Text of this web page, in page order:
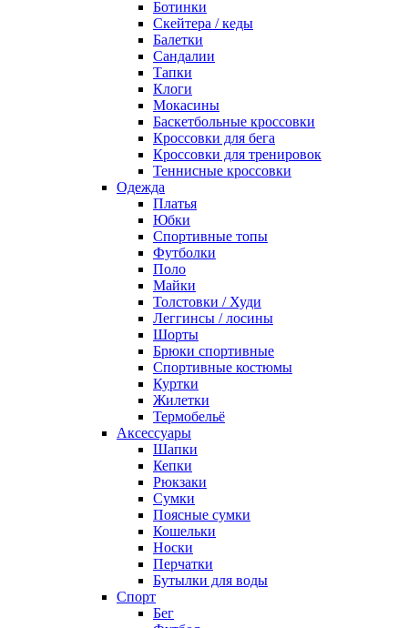
Ботинки
Скейтера / кеды
Балетки
Сандалии
Тапки
Клоги
Мокасины
Баскетбольные кроссовки
Кроссовки для бега
Кроссовки для тренировок
Теннисные кроссовки
Одежда
Платья
Юбки
Спортивные топы
Футболки
Поло
Майки
Толстовки / Худи
Леггинсы / лосины
Шорты
Брюки спортивные
Спортивные костюмы
Куртки
Жилетки
Термобельё
Аксессуары
Шапки
Кепки
Рюкзаки
Сумки
Поясные сумки
Кошельки
Носки
Перчатки
Бутылки для воды
Спорт
Бег